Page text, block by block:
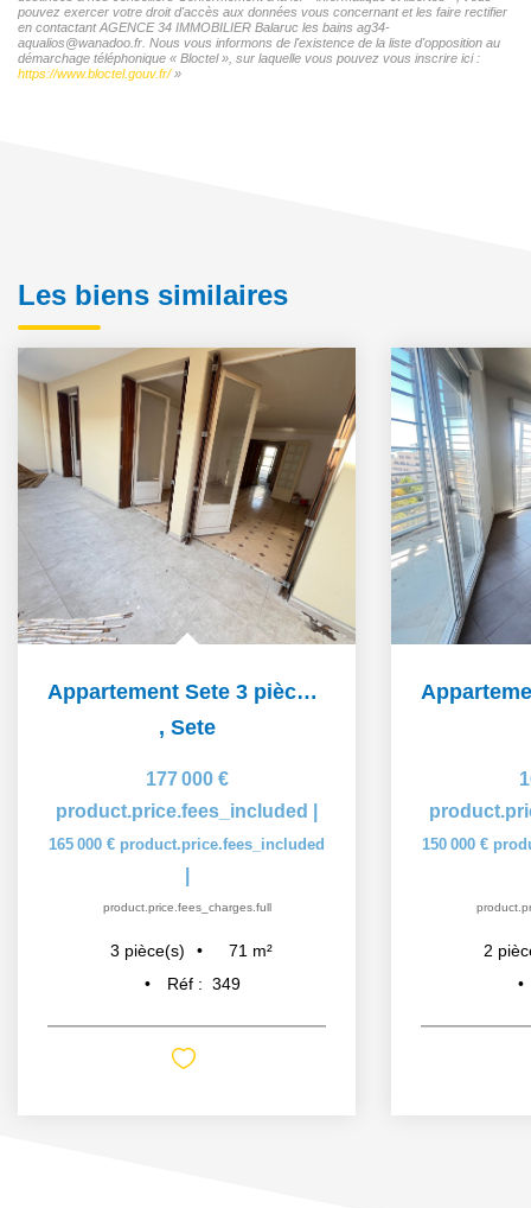
pouvez exercer votre droit d'accès aux données vous concernant et les faire rectifier
en contactant AGENCE 34 IMMOBILIER Balaruc les bains ag34-
aqualios@wanadoo.fr. Nous vous informons de l'existence de la liste d'opposition au
démarchage téléphonique « Bloctel », sur laquelle vous pouvez vous inscrire ici :
https://www.bloctel.gouv.fr/»
Les biens similaires
Appartement Sete 3 pièce(s) 71 m2
, Sete
177 000 €
product.price.fees_included
165 000 € product.price.fees_included
product.price.fees_charges.full
3 pièce(s) 71 m²
Réf : 349
150 000 €
2